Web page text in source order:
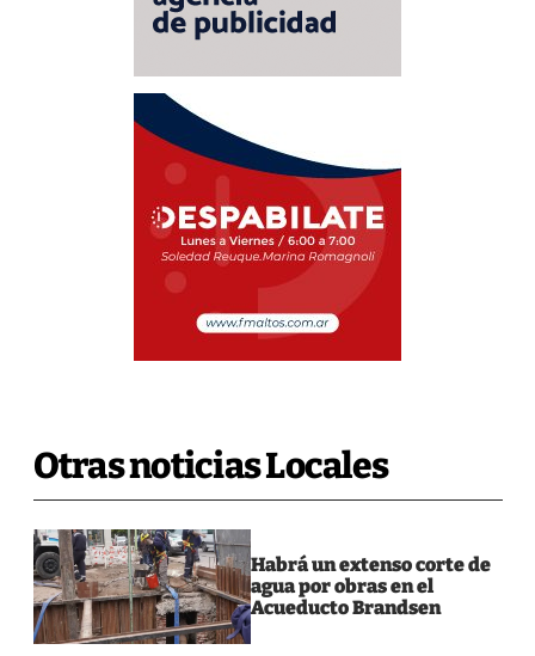
Otras noticias Locales
Habrá un extenso corte de
agua por obras en el
Acueducto Brandsen